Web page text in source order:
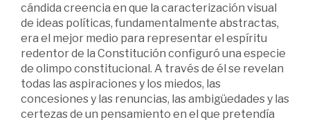
cándida creencia en que la caracterización visual
de ideas políticas, fundamentalmente abstractas,
era el mejor medio para representar el espíritu
redentor de la Constitución configuró una especie
de olimpo constitucional. A través de él se revelan
todas las aspiraciones y los miedos, las
concesiones y las renuncias, las ambigüedades y las
certezas de un pensamiento en el que pretendía